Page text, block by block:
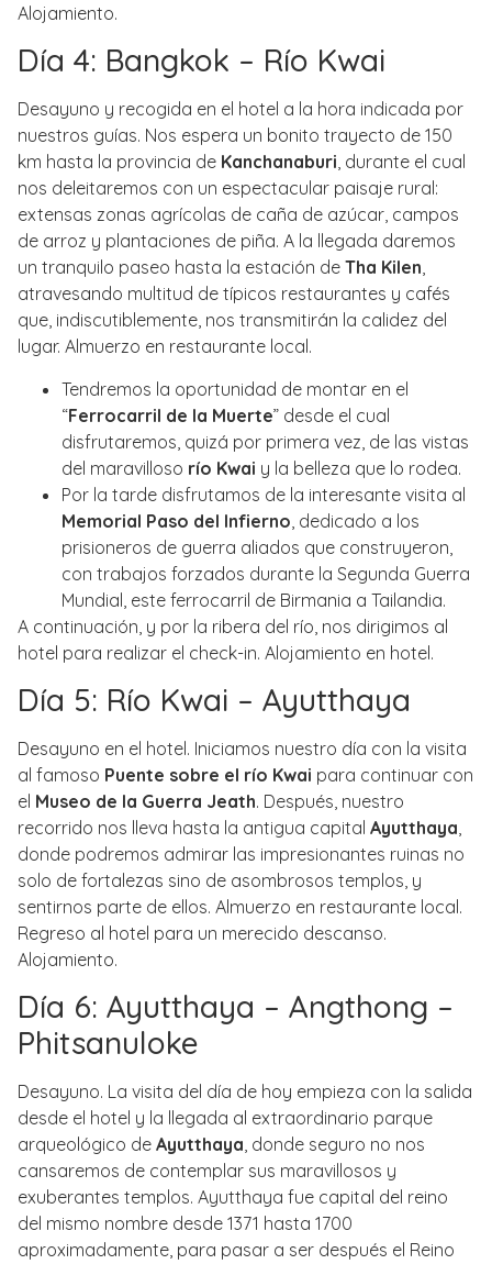
Alojamiento.
Día 4: Bangkok – Río Kwai
Desayuno y recogida en el hotel a la hora indicada por
nuestros guías. Nos espera un bonito trayecto de 150
km hasta la provincia de Kanchanaburi, durante el cual
nos deleitaremos con un espectacular paisaje rural:
extensas zonas agrícolas de caña de azúcar, campos
de arroz y plantaciones de piña. A la llegada daremos
un tranquilo paseo hasta la estación de Tha Kilen,
atravesando multitud de típicos restaurantes y cafés
que, indiscutiblemente, nos transmitirán la calidez del
lugar. Almuerzo en restaurante local.
Tendremos la oportunidad de montar en el
“Ferrocarril de la Muerte” desde el cual
disfrutaremos, quizá por primera vez, de las vistas
del maravilloso río Kwai y la belleza que lo rodea.
Por la tarde disfrutamos de la interesante visita al
Memorial Paso del Infierno , dedicado a los
prisioneros de guerra aliados que construyeron,
con trabajos forzados durante la Segunda Guerra
Mundial, este ferrocarril de Birmania a Tailandia.
A continuación, y por la ribera del río, nos dirigimos al
hotel para realizar el check-in. Alojamiento en hotel.
Día 5: Río Kwai – Ayutthaya
Desayuno en el hotel. Iniciamos nuestro día con la visita
al famoso Puente sobre el río Kwai para continuar con
el Museo de la Guerra Jeath. Después, nuestro
recorrido nos lleva hasta la antigua capital Ayutthaya
donde podremos admirar las impresionantes ruinas no
solo de fortalezas sino de asombrosos templos, y
sentirnos parte de ellos. Almuerzo en restaurante local.
Regreso al hotel para un merecido descanso.
Alojamiento.
Día 6: Ayutthaya – Angthong –
Phitsanuloke
Desayuno. La visita del día de hoy empieza con la salida
desde el hotel y la llegada al extraordinario parque
arqueológico de Ayutthaya, donde seguro no nos
cansaremos de contemplar sus maravillosos y
exuberantes templos. Ayutthaya fue capital del reino
del mismo nombre desde 1371 hasta 1700
aproximadamente, para pasar a ser después el Reino